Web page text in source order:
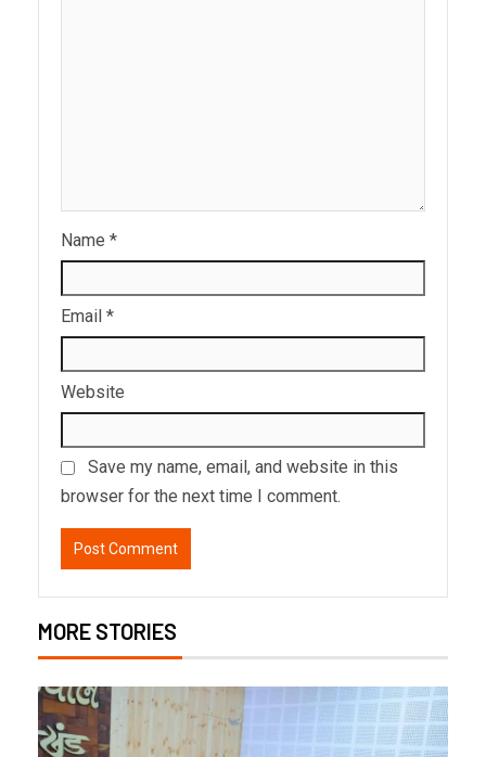
Name *
Email *
Website
Save my name, email, and website in this
browser for the next time I comment.
MORE STORIES